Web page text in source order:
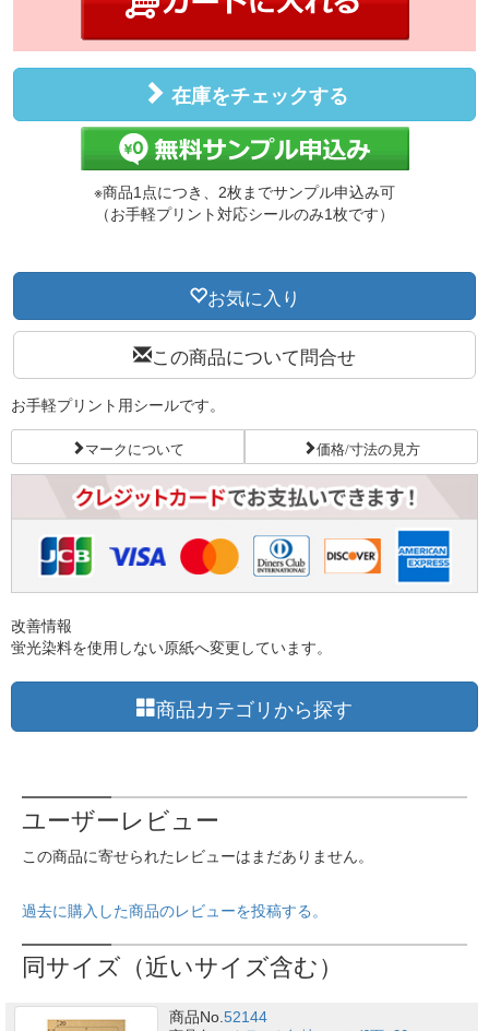
在庫をチェックする
※商品1点につき、2枚までサンプル申込み可
（お手軽プリント対応シールのみ1枚です）
お気に入り
この商品について問合せ
お手軽プリント用シールです。
マークについて 価格/寸法の見方
改善情報
蛍光染料を使用しない原紙へ変更しています。
商品カテゴリから探す
ユーザーレビュー
この商品に寄せられたレビューはまだありません。
過去に購入した商品のレビューを投稿する。
同サイズ（近いサイズ含む）
商品No.52144